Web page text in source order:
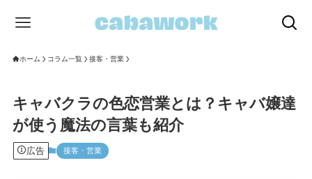
ホーム コラム一覧 接客・営業
キャバクラの色恋営業とは？キャバ嬢達
が使う魔法の言葉も紹介
広告 接客・営業